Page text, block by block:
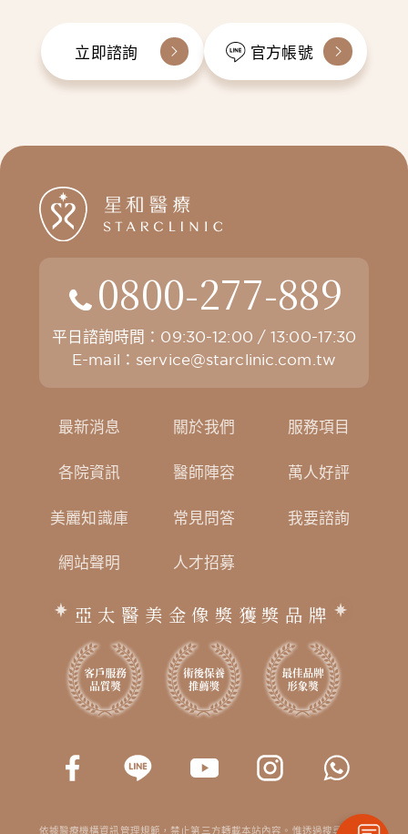
立即諮詢 官方帳號
0800-277-889
平日諮詢時間：09:30-12:00 / 13:00-17:30
E-mail： service@starclinic.com.tw
最新消息 關於我們 服務項目
各院資訊 醫師陣容 萬人好評
美麗知識庫 常見問答 我要諮詢
網站聲明 人才招募
亞太醫美金像獎獲獎品牌
依據醫療機構資訊管理規範，禁止第三方轉載本站內容。惟透過搜尋